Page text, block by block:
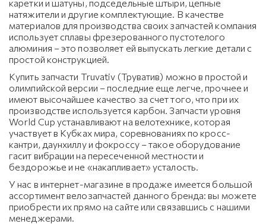
каретки и шатуны, подседельные штыри, цепные
натяжители и другие комплектующие. В качестве
материалов для производства своих запчастей компания
использует сплавы фрезерованного пустотелого
алюминия – это позволяет ей выпускать легкие детали с
простой конструкцией.
Купить запчасти Truvativ (Труватив) можно в простой и
олимпийской версии – последние еще легче, прочнее и
имеют высочайшее качество за счет того, что при их
производстве используется карбон. Запчасти уровня
World Cup устанавливают на велотехнике, которая
участвует в Кубках мира, соревнованиях по кросс-
кантри, даунхиллу и фокроссу – такое оборудование
гасит вибрации на пересеченной местности и
бездорожье и не «накапливает» усталость.
У нас в интернет-магазине в продаже имеется большой
ассортимент велозапчастей данного бренда: вы можете
приобрести их прямо на сайте или связавшись с нашими
менеджерами.